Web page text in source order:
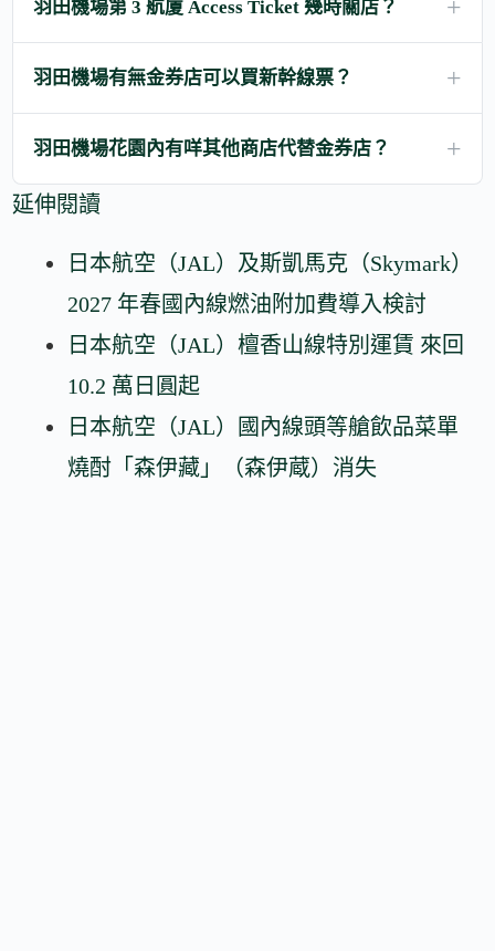
羽田機場第 3 航廈 Access Ticket 幾時關店？
羽田機場有無金券店可以買新幹線票？
羽田機場花園內有咩其他商店代替金券店？
延伸閱讀
日本航空（JAL）及斯凱馬克（Skymark）
2027 年春國內線燃油附加費導入検討
日本航空（JAL）檀香山線特別運賃 來回
10.2 萬日圓起
日本航空（JAL）國內線頭等艙飲品菜單
燒酎「森伊藏」（森伊蔵）消失